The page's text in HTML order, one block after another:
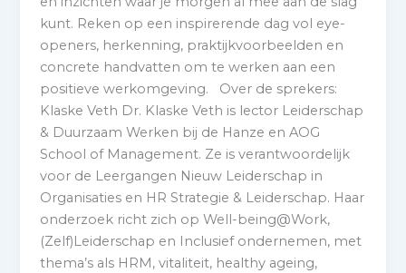
kunt. Reken op een inspirerende dag vol eye-
openers, herkenning, praktijkvoorbeelden en
concrete handvatten om te werken aan een
positieve werkomgeving. Over de sprekers:
Klaske Veth Dr. Klaske Veth is lector Leiderschap
& Duurzaam Werken bij de Hanze en AOG
School of Management. Ze is verantwoordelijk
voor de Leergangen Nieuw Leiderschap in
Organisaties en HR Strategie & Leiderschap. Haar
onderzoek richt zich op Well-being@Work,
(Zelf)Leiderschap en Inclusief ondernemen, met
thema’s als HRM, vitaliteit, healthy ageing,